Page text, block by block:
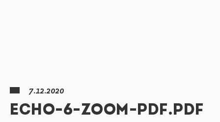
7.12.2020
ECHO-6-ZOOM-PDF.PDF